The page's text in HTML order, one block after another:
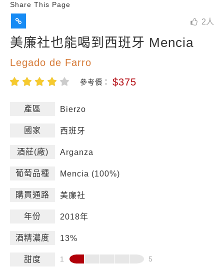
Share This Page
2人
美廉社也能喝到西班牙 Mencia
Legado de Farro
參考價： $375
產區 Bierzo
國家 西班牙
酒莊(廠) Arganza
葡萄品種 Mencia (100%)
購買通路 美廉社
年份 2018年
酒精濃度 13%
甜度